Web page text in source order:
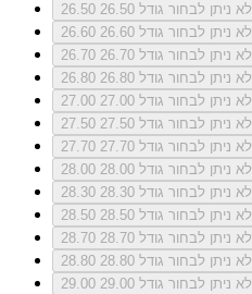
26.50
לא ניתן לבחור גודל 26.50
26.60
לא ניתן לבחור גודל 26.60
26.70
לא ניתן לבחור גודל 26.70
26.80
לא ניתן לבחור גודל 26.80
27.00
לא ניתן לבחור גודל 27.00
27.50
לא ניתן לבחור גודל 27.50
27.70
לא ניתן לבחור גודל 27.70
28.00
לא ניתן לבחור גודל 28.00
28.30
לא ניתן לבחור גודל 28.30
28.50
לא ניתן לבחור גודל 28.50
28.70
לא ניתן לבחור גודל 28.70
28.80
לא ניתן לבחור גודל 28.80
29.00
לא ניתן לבחור גודל 29.00